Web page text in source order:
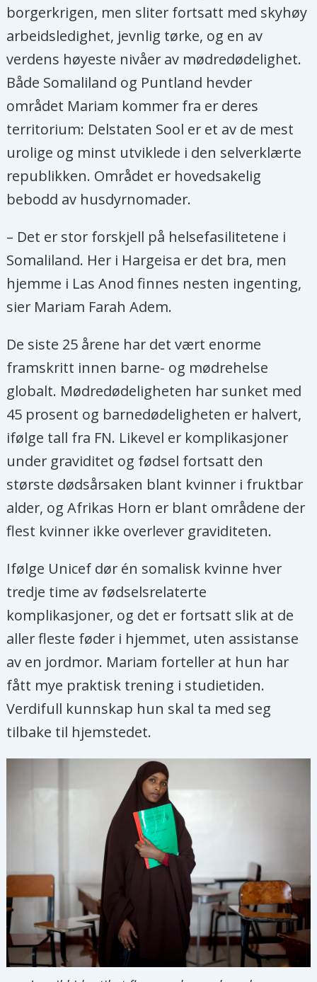
borgerkrigen, men sliter fortsatt med skyhøy
arbeidsledighet, jevnlig tørke, og en av
verdens høyeste nivåer av mødredødelighet.
Både Somaliland og Puntland hevder
området Mariam kommer fra er deres
territorium: Delstaten Sool er et av de mest
urolige og minst utviklede i den selverklærte
republikken. Området er hovedsakelig
bebodd av husdyrnomader.
– Det er stor forskjell på helsefasilitetene i
Somaliland. Her i Hargeisa er det bra, men
hjemme i Las Anod finnes nesten ingenting,
sier Mariam Farah Adem.
De siste 25 årene har det vært enorme
framskritt innen barne- og mødrehelse
globalt. Mødredødeligheten har sunket med
45 prosent og barnedødeligheten er halvert,
ifølge tall fra FN. Likevel er komplikasjoner
under graviditet og fødsel fortsatt den
største dødsårsaken blant kvinner i fruktbar
alder, og Afrikas Horn er blant områdene der
flest kvinner ikke overlever graviditeten.
Ifølge Unicef dør én somalisk kvinne hver
tredje time av fødselsrelaterte
komplikasjoner, og det er fortsatt slik at de
aller fleste føder i hjemmet, uten assistanse
av en jordmor. Mariam forteller at hun har
fått mye praktisk trening i studietiden.
Verdifull kunnskap hun skal ta med seg
tilbake til hjemstedet.